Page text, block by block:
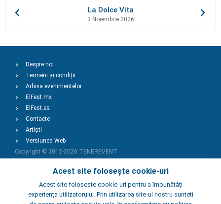
La Dolce Vita
3 Noiembrie 2026
Acest site folosește cookie-uri
Acest site foloseste cookie-uri pentru a îmbunătăți
experiența utilizatorului. Prin utilizarea site-ul nostru sunteti
Despre noi
Termeni și condiții
Arhiva evenimentelor
ElFest.mx
ElFest.es
Contacte
Artiști
Versiunea Web
Copyright © 2012-2026 TENEREVENT
Adaugă Eveniment